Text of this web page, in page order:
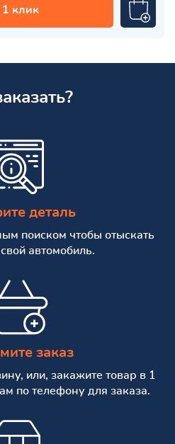
1 клик
деталь
поиском чтобы отыскать
автомобиль.
заказ
или, закажите товар в 1
по телефону для заказа.